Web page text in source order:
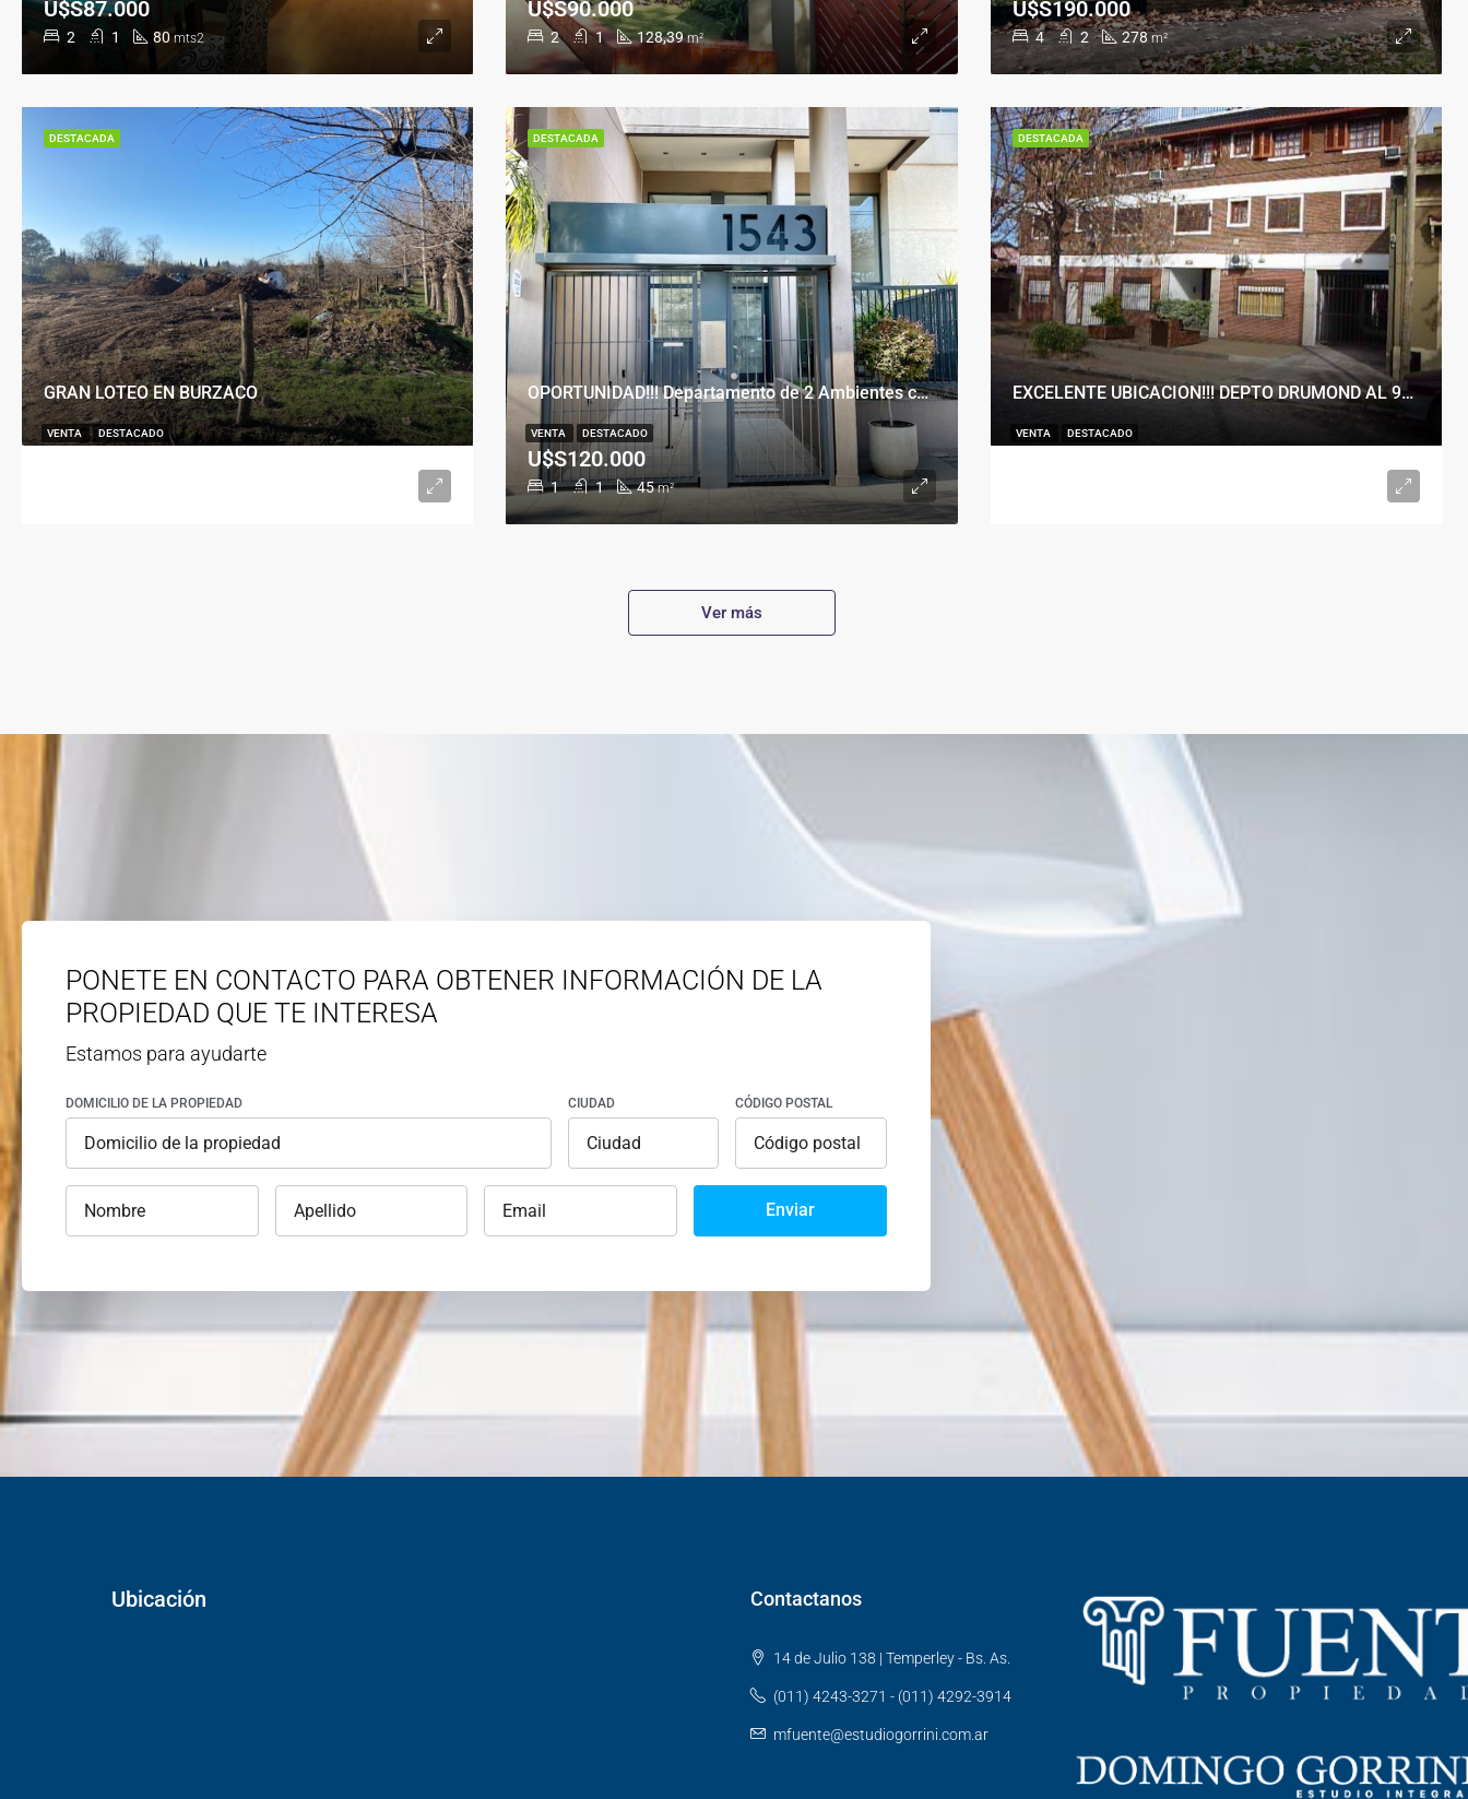
2 1 80 mts2
U$S87.000
2 1 128,39 m²
U$S90.000
4 2 278 m²
U$S190.000
GRAN LOTEO EN BURZACO
VENTA DESTACADO
DESTACADA
OPORTUNIDAD!!! Departamento de 2 Ambientes con Cochera en Banfield Este
1 1 45 m²
U$S120.000
VENTA DESTACADO
DESTACADA
EXCELENTE UBICACION!!! DEPTO DRUMOND AL 900
VENTA DESTACADO
DESTACADA
Ver más
PONETE EN CONTACTO PARA OBTENER INFORMACIÓN DE LA
PROPIEDAD QUE TE INTERESA
Estamos para ayudarte
DOMICILIO DE LA PROPIEDAD CIUDAD CÓDIGO POSTAL
Enviar
Ubicación Contactanos
14 de Julio 138 | Temperley - Bs. As.
(011) 4243-3271 - (011) 4292-3914
mfuente@estudiogorrini.com.ar